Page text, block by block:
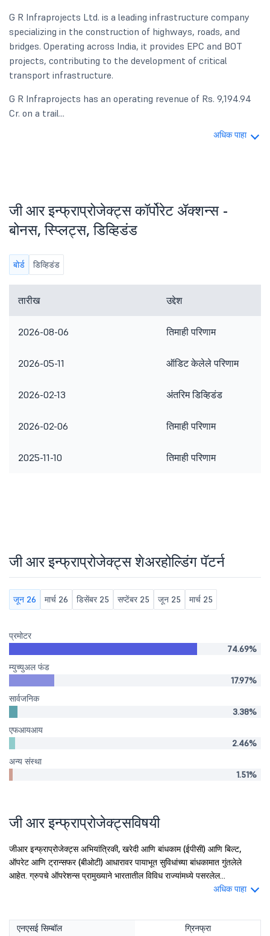
G R Infraprojects Ltd. is a leading infrastructure company
specializing in the construction of highways, roads, and
bridges. Operating across India, it provides EPC and BOT
projects, contributing to the development of critical
transport infrastructure.
G R Infraprojects has an operating revenue of Rs. 9,194.94
Cr. on a trail...
अधिक पाहा
जी आर इन्फ्राप्रोजेक्ट्स कॉर्पोरेट ॲक्शन्स -
बोनस, स्प्लिट्स, डिव्हिडंड
बोर्ड डिव्हिडंड
तारीख उद्देश
2026-08-06 तिमाही परिणाम
2026-05-11 ऑडिट केलेले परिणाम
2026-02-13 अंतरिम डिव्हिडंड
2026-02-06 तिमाही परिणाम
2025-11-10 तिमाही परिणाम
जी आर इन्फ्राप्रोजेक्ट्स शेअरहोल्डिंग पॅटर्न
जून 26 मार्च 26 डिसेंबर 25 सप्टेंबर 25 जून 25 मार्च 25
प्रमोटर
74.69%
म्युच्युअल फंड
17.97%
सार्वजनिक
3.38%
एफआयआय
2.46%
अन्य संस्था
1.51%
जी आर इन्फ्राप्रोजेक्ट्सविषयी
जीआर इन्फ्राप्रोजेक्ट्स अभियांत्रिकी, खरेदी आणि बांधकाम (ईपीसी) आणि बिल्ट,
ऑपरेट आणि ट्रान्सफर (बीओटी) आधारावर पायाभूत सुविधांच्या बांधकामात गुंतलेले
आहेत. ग्रुपचे ऑपरेशन्स प्रामुख्याने भारतातील विविध राज्यांमध्ये पसरलेल...
अधिक पाहा
एनएसई सिम्बॉल ग्रिनफ्रा